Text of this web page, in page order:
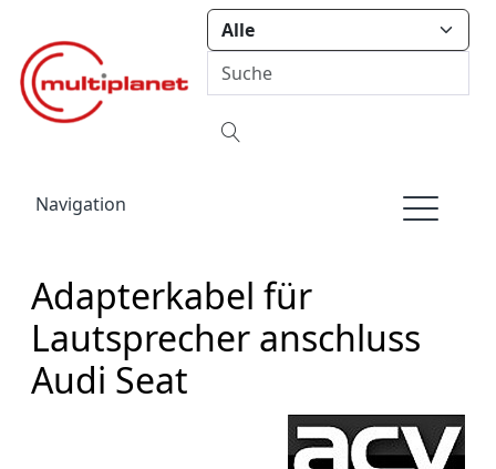
Navigation
Adapterkabel für
Lautsprecher anschluss
Audi Seat